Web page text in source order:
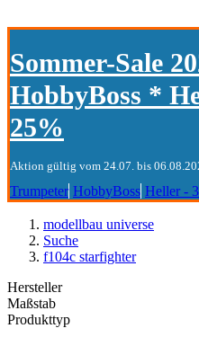
Sommer-Sale
HobbyBoss *
25%
Aktion gültig vom 24.07. bis
Trumpeter HobbyBoss Heller -
modellbau universe
Suche
f104c starfighter
Hersteller
Maßstab
Produkttyp